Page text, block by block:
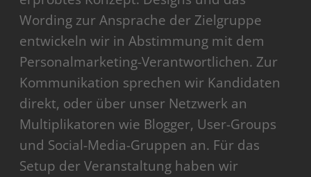
Wording zur Ansprache der Zielgruppe
entwickeln wir in Abstimmung mit dem
Personalmarketing-Verantwortlichen. Zur
Kommunikation sprechen wir Kandidaten
direkt, oder über unser Netzwerk an
Multiplikatoren wie Blogger, User-Groups
und Social-Media-Gruppen an. Für das
Setup der Veranstaltung haben wir